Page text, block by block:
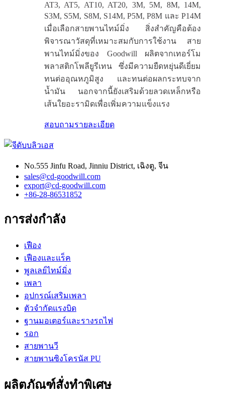
AT3, AT5, AT10, AT20, 3M, 5M, 8M, 14M,
S3M, S5M, S8M, S14M, P5M, P8M และ P14M
เมื่อเลือกสายพานไทม์มิ่ง สิ่งสำคัญคือต้อง
พิจารณาวัสดุที่เหมาะสมกับการใช้งาน สาย
พานไทม์มิ่งของ Goodwill ผลิตจากเทอร์โม
พลาสติกโพลียูรีเทน ซึ่งมีความยืดหยุ่นดีเยี่ยม
ทนต่ออุณหภูมิสูง และทนต่อผลกระทบจาก
น้ำมัน นอกจากนี้ยังเสริมด้วยลวดเหล็กหรือ
เส้นใยอะรามิดเพื่อเพิ่มความแข็งแรง
สอบถามรายละเอียด
No.555 Jinfu Road, Jinniu District, เฉิงตู, จีน
sales@cd-goodwill.com
export@cd-goodwill.com
+86-28-86531852
การส่งกำลัง
เฟือง
เฟืองและแร็ค
พูลเลย์ไทม์มิ่ง
เพลา
อุปกรณ์เสริมเพลา
ตัวจำกัดแรงบิด
ฐานมอเตอร์และรางรถไฟ
รอก
สายพานวี
สายพานซิงโครนัส PU
ผลิตภัณฑ์สั่งทำพิเศษ